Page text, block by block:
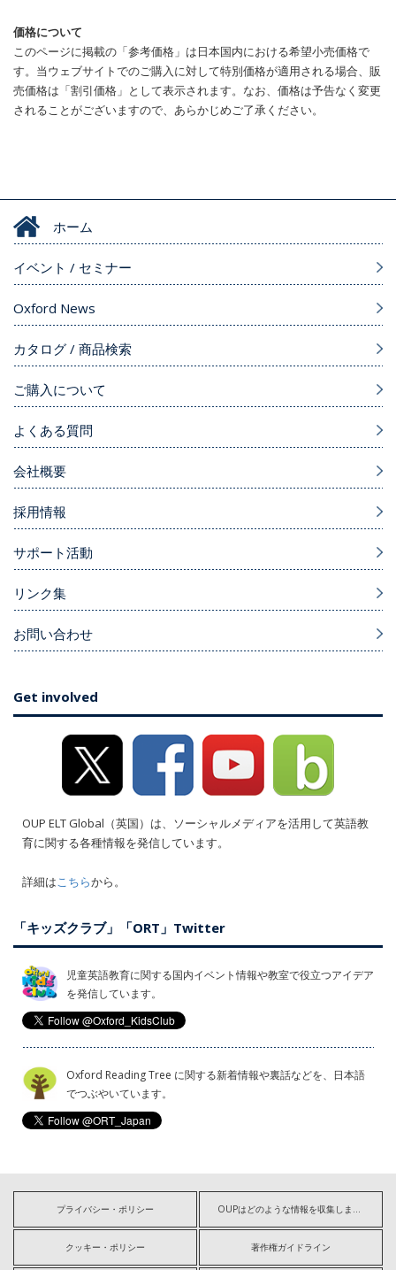
価格について
このページに掲載の「参考価格」は日本国内における希望小売価格で
す。当ウェブサイトでのご購入に対して特別価格が適用される場合、販
売価格は「割引価格」として表示されます。なお、価格は予告なく変更
されることがございますので、あらかじめご了承ください。
ホーム
イベント / セミナー
Oxford News
カタログ / 商品検索
ご購入について
よくある質問
会社概要
採用情報
サポート活動
リンク集
お問い合わせ
Get involved
OUP ELT Global（英国）は、ソーシャルメディアを活用して英語教
育に関する各種情報を発信しています。
詳細はこちらから。
「キッズクラブ」「ORT」Twitter
児童英語教育に関する国内イベント情報や教室で役立つアイデア
を発信しています。
Oxford Reading Tree に関する新着情報や裏話などを、日本語
でつぶやいています。
プライバシー・ポリシー
クッキー・ポリシー 著作権ガイドライン